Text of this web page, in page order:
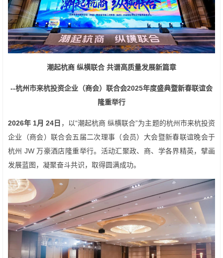
潮起杭商 纵横联合 共谱高质量发展新篇章
--杭州市来杭投资企业（商会） 联合会2025年度盛典暨新春联谊会
隆重举行
2026年1月24 日 ，以“潮起杭商 纵横联合”为主题的杭州市来杭投资
企业（商会）联合会五届二次理事（会员）大会暨新春联谊晚会于
杭州 JW 万豪酒店隆重举行。活动汇聚政、商、学各界精英，擘画
发展蓝图，凝聚奋斗共识，取得圆满成功。